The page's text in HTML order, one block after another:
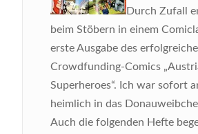
Durch Zufall
beim Stöbern in einem
erste Ausgabe des
Crowdfunding-Comics
Superheroes“. Ich war sofort
heimlich in das
Auch die folgenden Hefte